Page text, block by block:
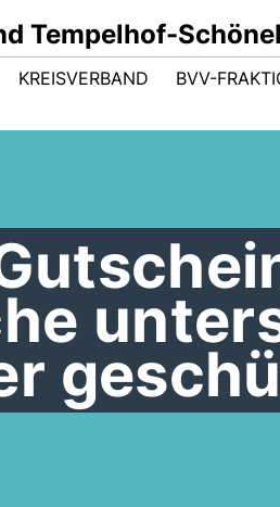
Tempelhof-
KREISVERBAND BVV-